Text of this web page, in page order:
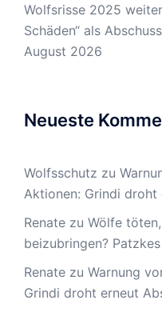
Wolfsrisse 2025
Schäden“ als
August 2026
Neueste
Wolfsschutz zu
Aktionen: Grindi droht
Renate zu Wölfe
beizubringen?
Renate zu Warnung
Grindi droht erneut